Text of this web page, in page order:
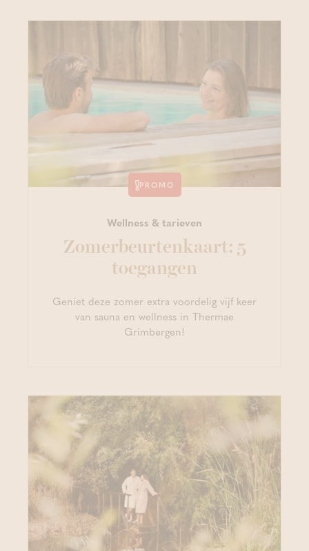
PROMO
Wellness & tarieven
Zomerbeurtenkaart: 5
toegangen
Geniet deze zomer extra voordelig vijf keer
van sauna en wellness in Thermae
Grimbergen!